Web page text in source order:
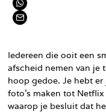
Iedereen die ooit een
afscheid nemen van je
hoop gedoe. Je hebt
foto’s maken tot
waarop je besluit dat